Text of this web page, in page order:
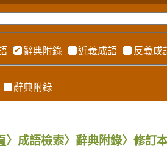
辭典附錄 近義成語 反義成
辭典附錄
〉成語檢索〉辭典附錄〉修訂